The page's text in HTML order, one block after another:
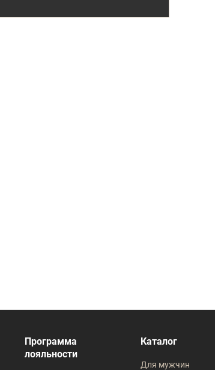
Программа
лояльности
Каталог
Для мужчин